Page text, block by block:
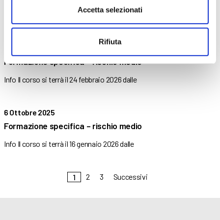
Accetta selezionati
Rifiuta
Info Il corso si terrà il 23 febbraio 2026 dalle
Formazione specifica – rischio medio
Info Il corso si terrà il 24 febbraio 2026 dalle
6 Ottobre 2025
Formazione specifica – rischio medio
Info Il corso si terrà il 16 gennaio 2026 dalle
1 2 3 Successivi